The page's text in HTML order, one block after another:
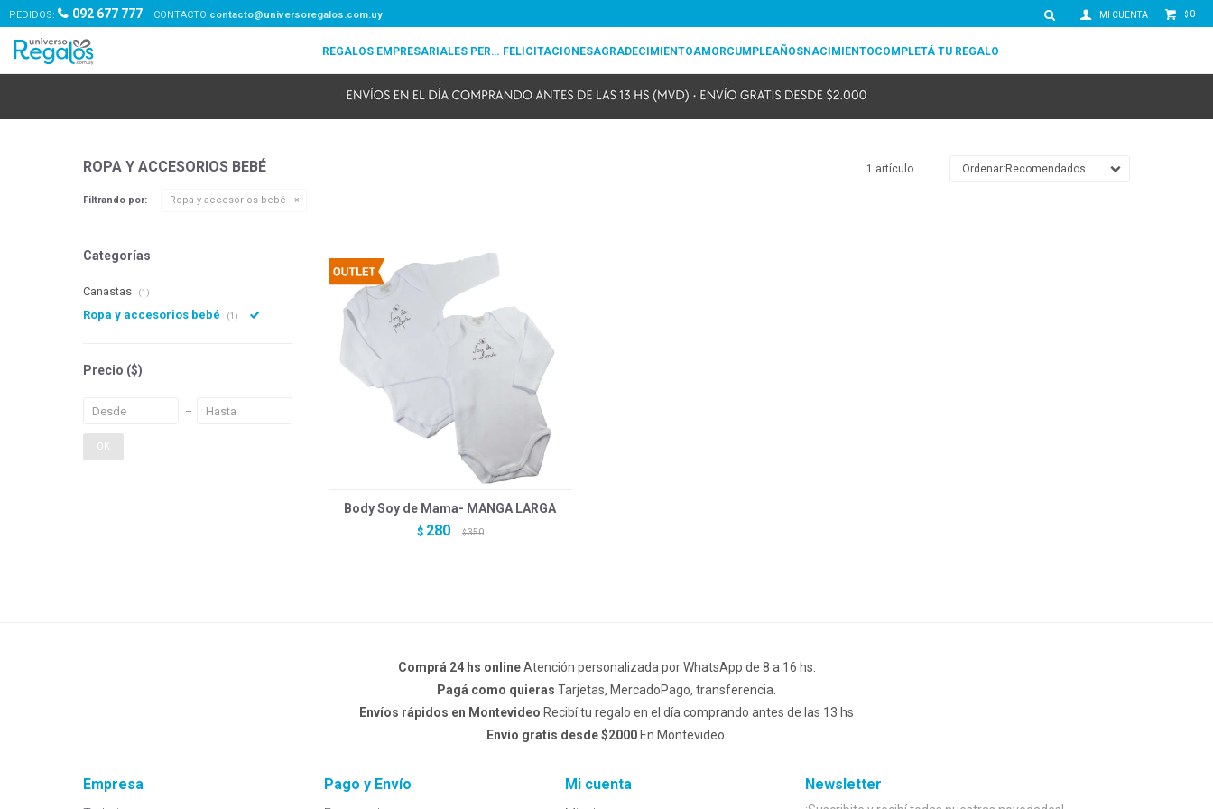
REGALOS EMPRESARIALES PERSONALIZADOS FELICITACIONESAGRADECIMIENTOAMORCUMPLEAÑOSNACIMIENTOCOMPLETÁ TU REGALO
$ 0
PEDIDOS: 092 677 777 contacto@universoregalos.com.uy
ROPA Y ACCESORIOS BEBÉ 1 artículo Recomendados
Filtrando por: Ropa y accesorios bebé
Body Soy de Mama- MANGA LARGA
$ 280 $ 350
Categorías
Canastas (1)
Ropa y accesorios bebé (1)
Precio ($)
OK
Comprá 24 hs onlineAtención personalizada por WhatsApp de 8 a 16 hs.
Pagá como quieras Tarjetas, MercadoPago, transferencia.
Envíos rápidos en Montevideo Recibí tu regalo en el día comprando antes de las 13 hs
Envío gratis desde $2000En Montevideo.
Empresa Pago y Envío Mi cuenta Newsletter